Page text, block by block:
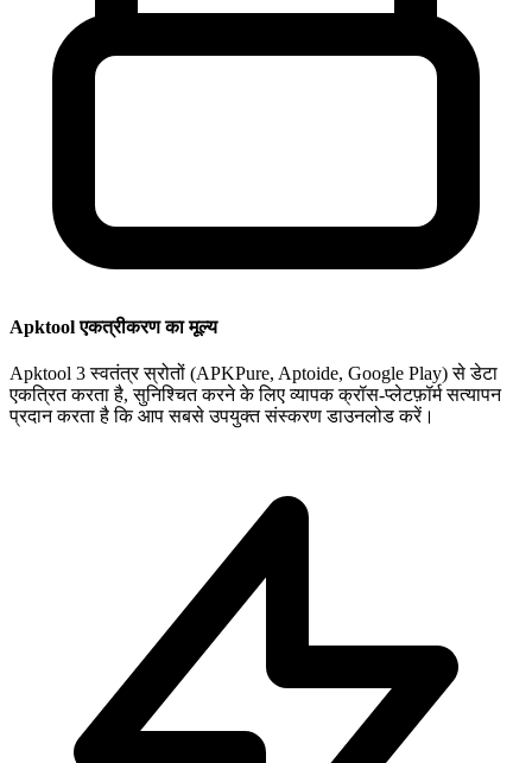
Apktool एकत्रीकरण का मूल्य
Apktool 3 स्वतंत्र स्रोतों (APKPure, Aptoide, Google Play) से डेटा
एकत्रित करता है, सुनिश्चित करने के लिए व्यापक क्रॉस-प्लेटफ़ॉर्म सत्यापन
प्रदान करता है कि आप सबसे उपयुक्त संस्करण डाउनलोड करें।